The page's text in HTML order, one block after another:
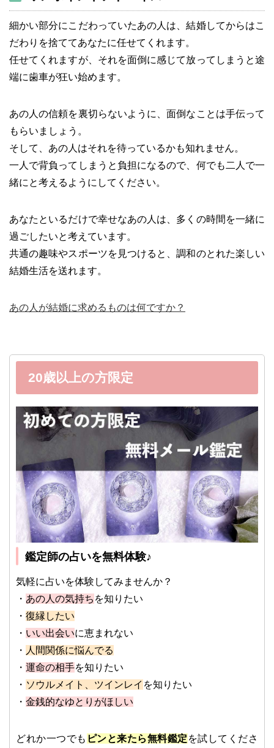
細かい部分にこだわっていたあの人は、結婚してからはこ
だわりを捨ててあなたに任せてくれます。
任せてくれますが、それを面倒に感じて放ってしまうと途
端に歯車が狂い始めます。
あの人の信頼を裏切らないように、面倒なことは手伝って
もらいましょう。
そして、あの人はそれを待っているかも知れません。
一人で背負ってしまうと負担になるので、何でも二人で一
緒にと考えるようにしてください。
あなたといるだけで幸せなあの人は、多くの時間を一緒に
過ごしたいと考えています。
共通の趣味やスポーツを見つけると、調和のとれた楽しい
結婚生活を送れます。
あの人が結婚に求めるものは何ですか？
20歳以上の方限定
鑑定師の占いを無料体験♪
気軽に占いを体験してみませんか？
・ あの人の気持ち を知りたい
・ 復縁したい
・ いい出会いに恵まれない
・ 人間関係に悩んでる
・ 運命の相手を知りたい
・ ソウルメイト、ツインレイ を知りたい
・ 金銭的なゆとりがほしい
どれか一つでも ピンと来たら無料鑑定 を試してくださ